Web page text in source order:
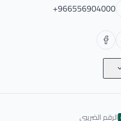
+966556904000
الرقم الضريبي